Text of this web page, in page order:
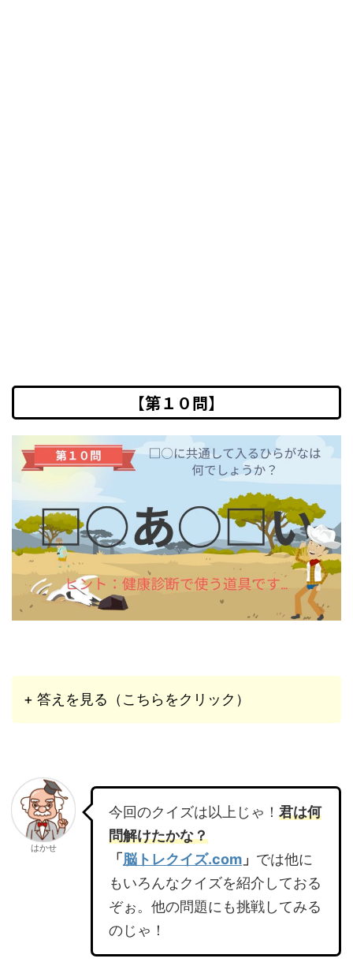
【第１０問】
+ 答えを見る（こちらをクリック）
はかせ
今回のクイズは以上じゃ！ 君は何
問解けたかな？
「 脳トレクイズ.com 」 では他に
もいろんなクイズを紹介しておる
ぞぉ。他の問題にも挑戦してみる
のじゃ！